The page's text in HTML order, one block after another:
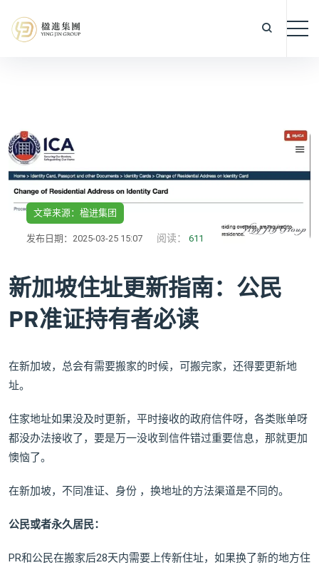
文章来源：楹进集团
发布日期：2025-03-25 15:07 阅读： 611
新加坡住址更新指南：公民
PR准证持有者必读
在新加坡，总会有需要搬家的时候，可搬完家，还得要更新地
址。
住家地址如果没及时更新，平时接收的政府信件呀，各类账单呀
都没办法接收了，要是万一没收到信件错过重要信息，那就更加
懊恼了。
在新加坡，不同准证、身份 ，换地址的方法渠道是不同的。
公民或者永久居民：
PR和公民在搬家后28天内需要上传新住址，如果换了新的地方住